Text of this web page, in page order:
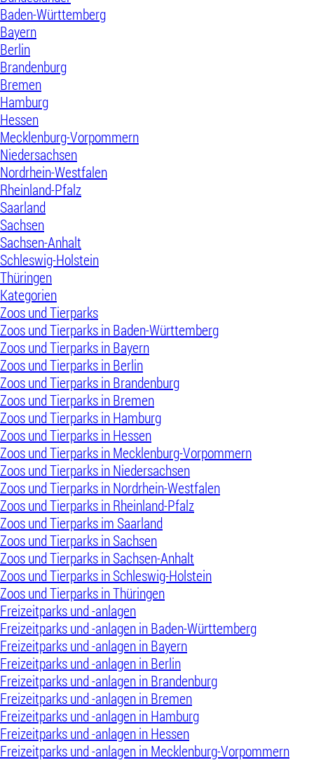
Baden-Württemberg
Bayern
Berlin
Brandenburg
Bremen
Hamburg
Hessen
Mecklenburg-Vorpommern
Niedersachsen
Nordrhein-Westfalen
Rheinland-Pfalz
Saarland
Sachsen
Sachsen-Anhalt
Schleswig-Holstein
Thüringen
Kategorien
Zoos und Tierparks
Zoos und Tierparks in Baden-Württemberg
Zoos und Tierparks in Bayern
Zoos und Tierparks in Berlin
Zoos und Tierparks in Brandenburg
Zoos und Tierparks in Bremen
Zoos und Tierparks in Hamburg
Zoos und Tierparks in Hessen
Zoos und Tierparks in Mecklenburg-Vorpommern
Zoos und Tierparks in Niedersachsen
Zoos und Tierparks in Nordrhein-Westfalen
Zoos und Tierparks in Rheinland-Pfalz
Zoos und Tierparks im Saarland
Zoos und Tierparks in Sachsen
Zoos und Tierparks in Sachsen-Anhalt
Zoos und Tierparks in Schleswig-Holstein
Zoos und Tierparks in Thüringen
Freizeitparks und -anlagen
Freizeitparks und -anlagen in Baden-Württemberg
Freizeitparks und -anlagen in Bayern
Freizeitparks und -anlagen in Berlin
Freizeitparks und -anlagen in Brandenburg
Freizeitparks und -anlagen in Bremen
Freizeitparks und -anlagen in Hamburg
Freizeitparks und -anlagen in Hessen
Freizeitparks und -anlagen in Mecklenburg-Vorpommern